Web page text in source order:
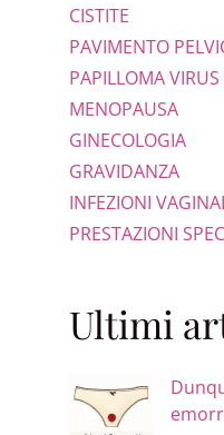
CISTITE
PAVIMENTO
PAPILLOMA
MENOPAUSA
GINECOLOGIA
GRAVIDANZA
INFEZIONI
PRESTAZIONI
Ultimi